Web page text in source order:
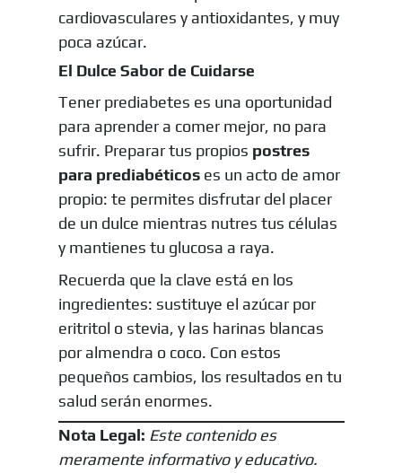
cardiovasculares y antioxidantes, y muy
poca azúcar.
El Dulce Sabor de Cuidarse
Tener prediabetes es una oportunidad
para aprender a comer mejor, no para
sufrir. Preparar tus propios postres
para prediabéticoses un acto de amor
propio: te permites disfrutar del placer
de un dulce mientras nutres tus células
y mantienes tu glucosa a raya.
Recuerda que la clave está en los
ingredientes: sustituye el azúcar por
eritritol o stevia, y las harinas blancas
por almendra o coco. Con estos
pequeños cambios, los resultados en tu
salud serán enormes.
Nota Legal: Este contenido es
meramente informativo y educativo.